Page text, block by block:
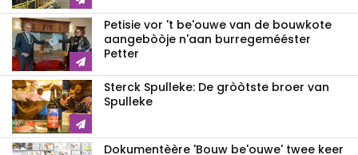
Petisie vor 't be'ouwe van de bouwkote
aangebòòje n'aan burregemééster
Petter
Sterck Spulleke: De gròòtste broer van
Spulleke
Dokumentèère 'Bouw be'ouwe' twee keer